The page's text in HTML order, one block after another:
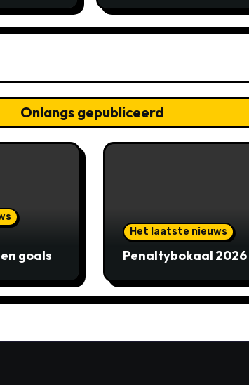
Onlangs gepubliceerd
goals
Het laatste nieuws
Penaltybokaal 2026